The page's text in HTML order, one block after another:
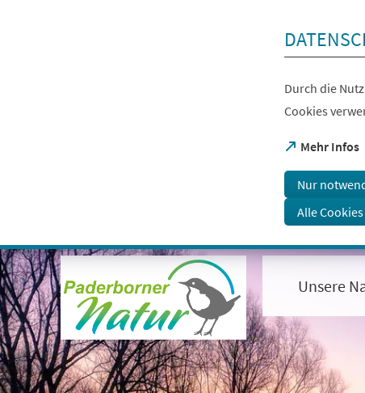
Visuelle
Assistenzsoftware
öffnen.
Mit
der
Tastatur
erreichbar
über
ALT
+
1
Durch die
Cookies
Mehr Infos
(Öffnet
einem
neuen
Tab)
Nur
Alle
Unsere